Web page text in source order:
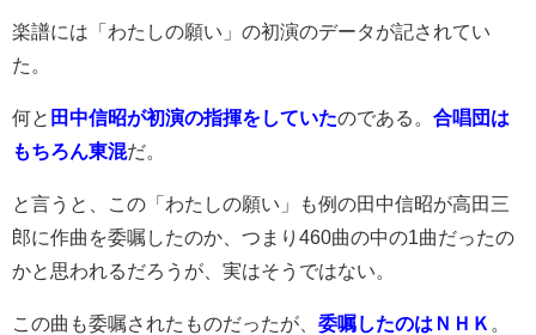
楽譜には「わたしの願い」の初演のデータが記されてい
た。
何と 田中信昭が初演の指揮をしていたのである。 合唱団は
もちろん東混だ。
と言うと、この「わたしの願い」も例の田中信昭が高田三
郎に作曲を委嘱したのか、つまり460曲の中の1曲だったの
かと思われるだろうが、実はそうではない。
この曲も委嘱されたものだったが、 委嘱したのはＮＨＫ